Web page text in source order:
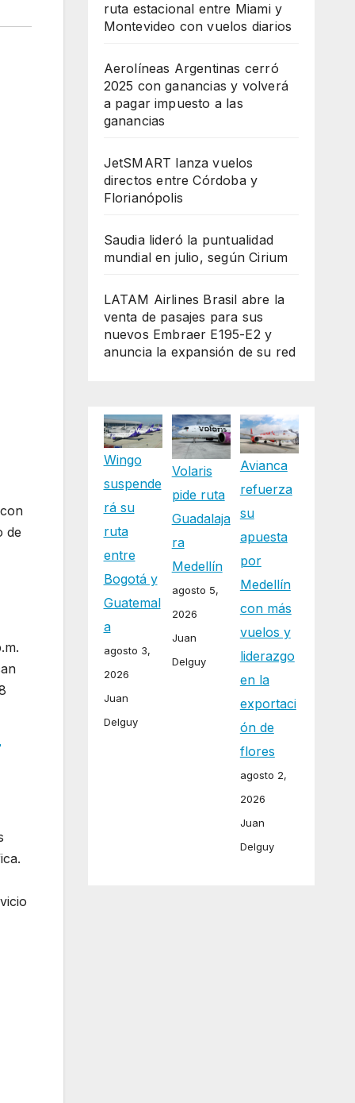
de
ruta estacional entre Miami y
Montevideo con vuelos diarios
Aerolíneas Argentinas cerró
2025 con ganancias y volverá
a pagar impuesto a las
ganancias
JetSMART lanza vuelos
directos entre Córdoba y
Florianópolis
Saudia lideró la puntualidad
mundial en julio, según Cirium
LATAM Airlines Brasil abre la
venta de pasajes para sus
nuevos Embraer E195-E2 y
anuncia la expansión de su red
Wingo
suspende
rá su
ruta
entre
Bogotá y
Guatemal
a
agosto 3,
2026
Juan
Delguy
Volaris
pide ruta
Guadalaja
ra
Medellín
agosto 5,
2026
Juan
Delguy
Avianca
refuerza
su
apuesta
por
Medellín
con más
vuelos y
liderazgo
en la
exportaci
ón de
flores
agosto 2,
2026
Juan
Delguy